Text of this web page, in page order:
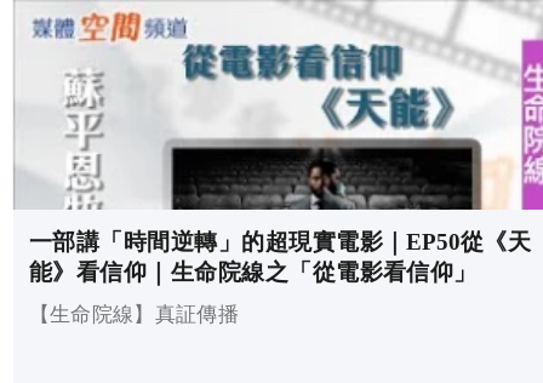
一部講「時間逆轉」的超現實電影｜EP50從《天
能》看信仰｜生命院線之「從電影看信仰」
【生命院線】真証傳播